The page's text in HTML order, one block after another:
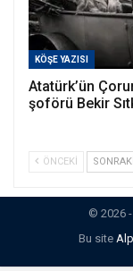
KÖŞE YAZISI
Atatürk’ün
şoförü Bekir
ÖNCEKI SONRAKI
© 2026 -
Bu site